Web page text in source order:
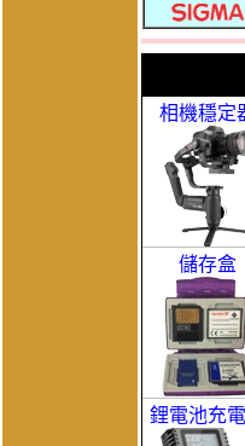
相機穩定
儲存盒
鋰電池充